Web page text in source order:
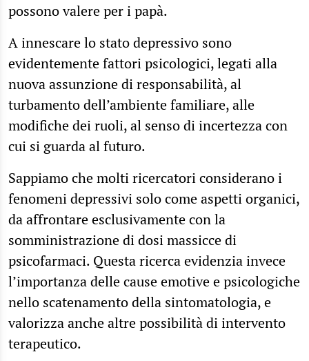
possono valere per i papà.
A innescare lo stato depressivo sono
evidentemente fattori psicologici, legati alla
nuova assunzione di responsabilità, al
turbamento dell’ambiente familiare, alle
modifiche dei ruoli, al senso di incertezza con
cui si guarda al futuro.
Sappiamo che molti ricercatori considerano i
fenomeni depressivi solo come aspetti organici,
da affrontare esclusivamente con la
somministrazione di dosi massicce di
psicofarmaci. Questa ricerca evidenzia invece
l’importanza delle cause emotive e psicologiche
nello scatenamento della sintomatologia, e
valorizza anche altre possibilità di intervento
terapeutico.